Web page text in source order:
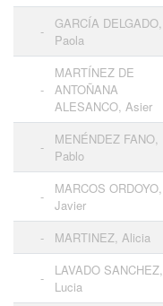
-
GARCÍA DELGADO,
Paola
-
MARTÍNEZ DE
ANTOÑANA
ALESANCO, Asier
-
MENÉNDEZ FANO,
Pablo
-
MARCOS ORDOYO,
Javier
- MARTINEZ, Alicia
-
LAVADO SANCHEZ,
Lucia